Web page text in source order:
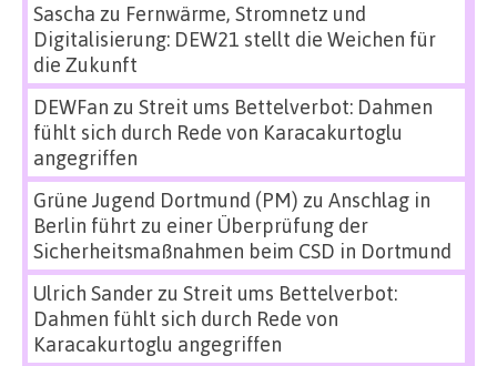
Sascha zu Fernwärme, Stromnetz und
Digitalisierung: DEW21 stellt die Weichen für
die Zukunft
DEWFan zu Streit ums Bettelverbot: Dahmen
fühlt sich durch Rede von Karacakurtoglu
angegriffen
Grüne Jugend Dortmund (PM) zu Anschlag in
Berlin führt zu einer Überprüfung der
Sicherheitsmaßnahmen beim CSD in Dortmund
Ulrich Sanderzu Streit ums Bettelverbot:
Dahmen fühlt sich durch Rede von
Karacakurtoglu angegriffen